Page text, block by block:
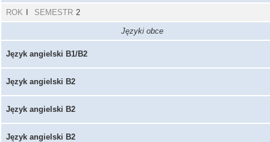
ROK SEMESTR 2
Języki obce
Język angielski B1/B2
Język angielski B2
Język angielski B2
Język angielski B2